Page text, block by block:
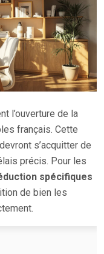
l’ouverture de la
français. Cette
s’acquitter de
précis. Pour les
spécifiques
de bien les